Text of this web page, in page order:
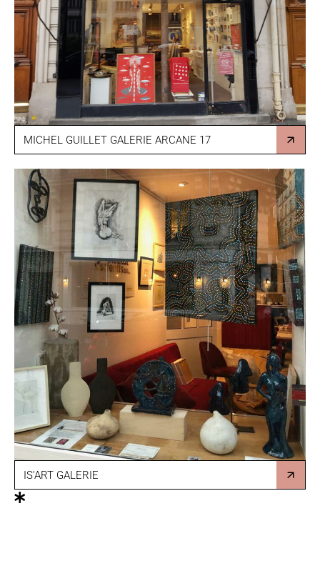
MICHEL GUILLET GALERIE ARCANE 17
IS’ART GALERIE